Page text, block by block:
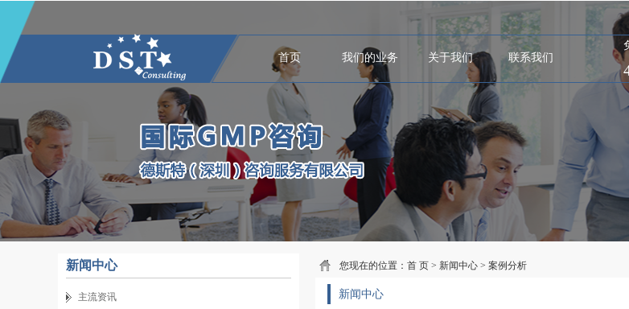
首页 我们的业务 关于我们 联系我们
新闻中心
主流资讯
您现在的位置： 首 页 > 新闻中心 > 案例分析
新闻中心